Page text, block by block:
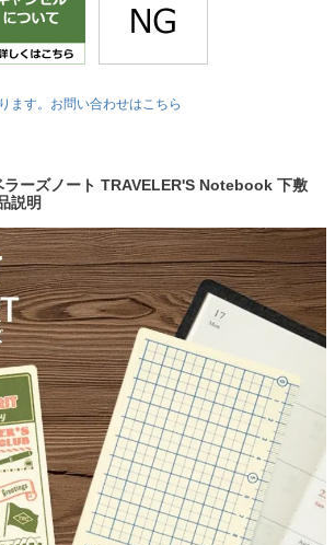
ます。お問い合わせはこちら
ラーズノート TRAVELER'S Notebook 下敷
説明